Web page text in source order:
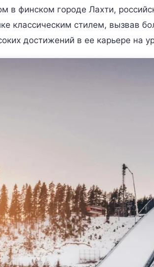
в финском городе Лахти,
классическим стилем, вызвав
достижений в ее карьере на